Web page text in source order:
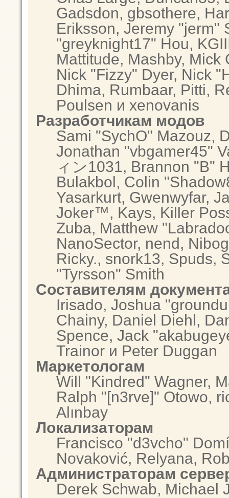
Gadsdon, gbsothere,
Eriksson, Jeremy "jerm"
"greyknight17" Hou,
Mattitude, Mashby,
Nick "Fizzy" Dyer, Nick
Dhima, Rumbaar, Pitti,
Poulsen и xenovanis
Разработчикам модов
Sami "SychO" Mazouz,
Jonathan "vbgamer45"
ィン1031, Brannon "B"
Bulakbol, Colin
Yasarkurt, Gwenwyfar,
Joker™, Kays, Killer
Zuba, Matthew
NanoSector, nend,
Ricky., snork13, Spuds,
"Tyrsson" Smith
Составителям
Irisado, Joshua
Chainy, Daniel Diehl,
Spence, Jack
Trainor и Peter Duggan
Маркетологам
Will "Kindred" Wagner,
Ralph "[n3rve]" Otowo,
Alınbay
Локализаторам
Francisco "d3vcho"
Novaković, Relyana,
Администраторам
Derek Schwab, Michael